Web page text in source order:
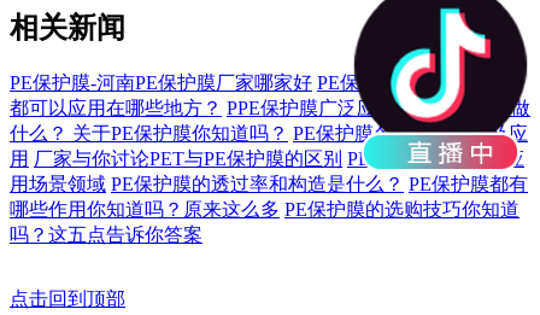
相关新闻
PE保护膜-河南PE保护膜厂家哪家好 PE保护膜您了解多少？
都可以应用在哪些地方？ PPE保护膜广泛应用，都可以用来做
什么？ 关于PE保护膜你知道吗？ PE保护膜各类问题优点及应
用 厂家与你讨论PET与PE保护膜的区别 PE保护膜不一样的应
用场景领域 PE保护膜的透过率和构造是什么？ PE保护膜都有
哪些作用你知道吗？原来这么多 PE保护膜的选购技巧你知道
吗？这五点告诉你答案
点击回到顶部